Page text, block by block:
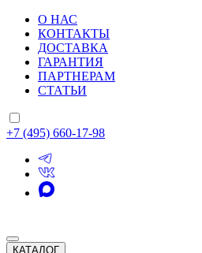
О НАС
КОНТАКТЫ
ДОСТАВКА
ГАРАНТИЯ
ПАРТНЕРАМ
СТАТЬИ
+7 (495) 660-17-98
КАТАЛОГ